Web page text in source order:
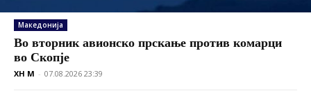
Македонија
Во вторник авионско прскање против комарци
во Скопје
XH M - 07.08.2026 23:39